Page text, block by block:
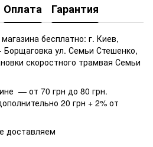
Оплата Гарантия
бесплатно: г. Киев,
Борщаговка ул. Семьи Стешенко,
скоростного трамвая Семьи
— от 70 грн до 80 грн.
20 грн + 2% от
доставляем